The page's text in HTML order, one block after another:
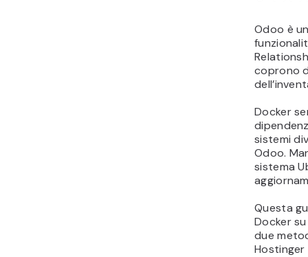
Odoo è
coprono
Docker
sistemi
Odoo.
sistema
Questa
Docker
due
Hostinger